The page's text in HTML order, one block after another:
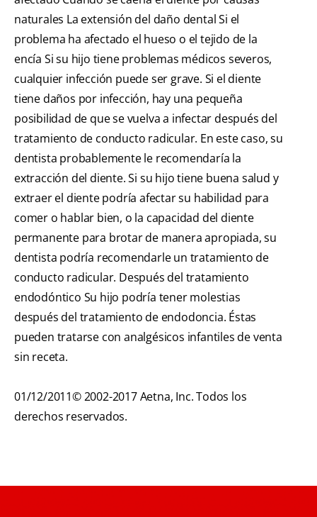
naturales La extensión del daño dental Si el
problema ha afectado el hueso o el tejido de la
encía Si su hijo tiene problemas médicos severos,
cualquier infección puede ser grave. Si el diente
tiene daños por infección, hay una pequeña
posibilidad de que se vuelva a infectar después del
tratamiento de conducto radicular. En este caso, su
dentista probablemente le recomendaría la
extracción del diente. Si su hijo tiene buena salud y
extraer el diente podría afectar su habilidad para
comer o hablar bien, o la capacidad del diente
permanente para brotar de manera apropiada, su
dentista podría recomendarle un tratamiento de
conducto radicular. Después del tratamiento
endodóntico Su hijo podría tener molestias
después del tratamiento de endodoncia. Éstas
pueden tratarse con analgésicos infantiles de venta
sin receta.
01/12/2011© 2002-2017 Aetna, Inc. Todos los
derechos reservados.